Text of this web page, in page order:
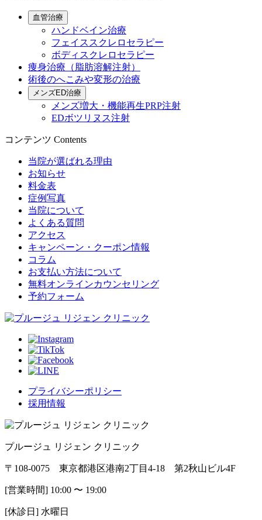
血管治療
ハンドベイン治療
フェイススクレロセラピー
ボディスクレロセラピー
痩身治療（脂肪溶解注射）
術後のへこみや変形の治療
メンズED治療
メンズ増大・機能再生PRP注射
EDボツリヌス注射
コンテンツ Contents
当院が選ばれる理由
お知らせ
料金表
症例写真
当院について
よくある質問
アクセス
キャンペーン・クーポン情報
コラム
お支払い方法について
無料オンラインカウンセリング
予約フォーム
プライバシーポリシー
採用情報
プルージュ リジェン クリニック
〒108-0075 東京都港区港南2丁目4-18 第2秋山ビル4F
[営業時間] 10:00 〜 19:00
[休診日] 水曜日